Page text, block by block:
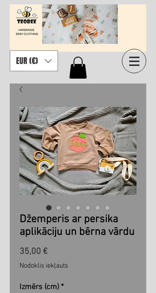
EUR (€)
Džemperis ar persika
aplikāciju un bērna vārdu
35,00 €Cena
Nodoklis iekļauts
Izmērs (cm) *